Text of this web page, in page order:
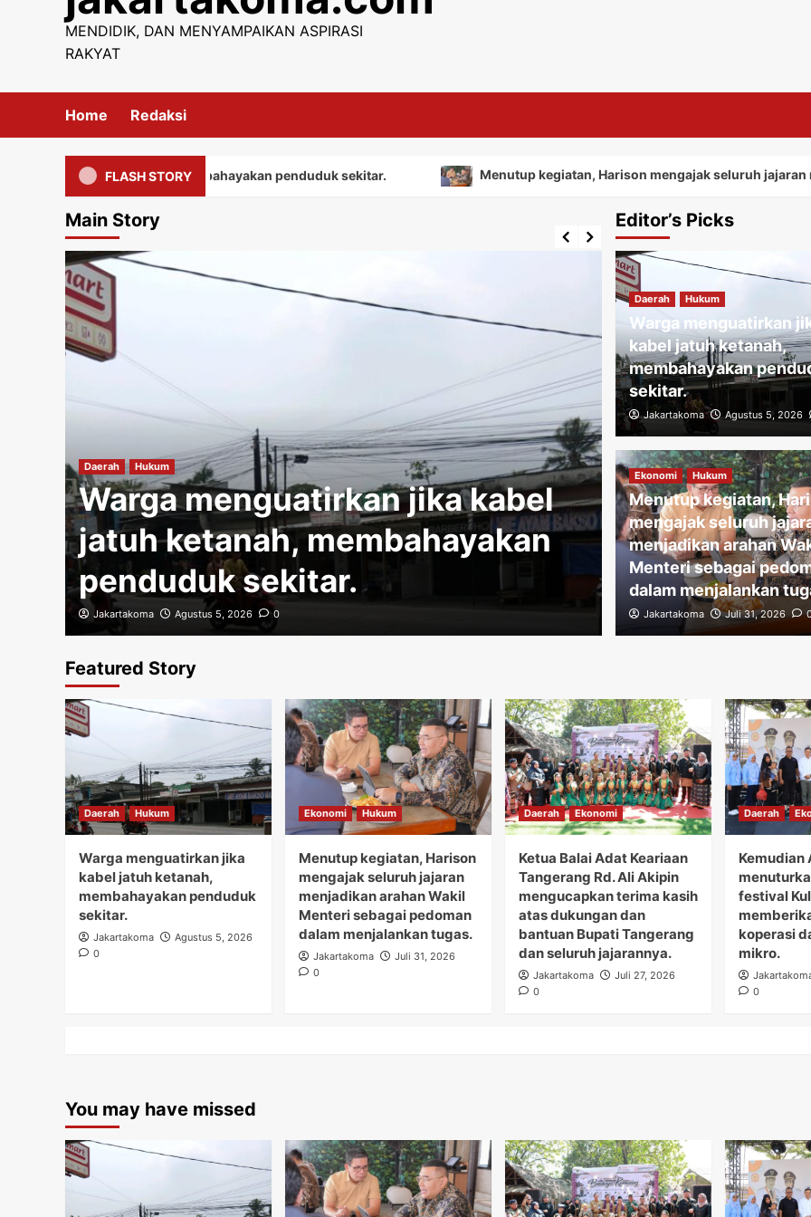
MENDIDIK, DAN MENYAMPAIKAN ASPIRASI
RAKYAT
Home Redaksi
FLASH STORY
jatuh ketanah, membahayakan penduduk sekitar. Menutup kegiatan, Harison mengajak seluruh jajaran
Main Story
Daerah Hukum
Warga menguatirkan jika kabel
jatuh ketanah, membahayakan
penduduk sekitar.
Jakartakoma Agustus 5, 2026 0
Ekonomi Hukum
Menutup
mengajak
menjadikan
Menteri
Jakartakoma Juli 31, 2026 0
Editor’s Picks
Daerah Hukum
Warga menguatirkan
kabel jatuh ketanah,
membahayakan
sekitar.
Jakartakoma Agustus 5, 2026
Ekonomi Hukum
Menutup kegiatan,
mengajak seluruh
menjadikan arahan
Menteri sebagai
dalam menjalankan
Jakartakoma Juli 31, 2026
Featured Story
Daerah Hukum
Warga menguatirkan jika
kabel jatuh ketanah,
membahayakan penduduk
sekitar.
Jakartakoma
Agustus 5, 2026
0
Ekonomi Hukum
Menutup kegiatan, Harison
mengajak seluruh jajaran
menjadikan arahan Wakil
Menteri sebagai pedoman
dalam menjalankan tugas.
Jakartakoma
Juli 31, 2026
0
Daerah Ekonomi
Ketua Balai Adat Keariaan
Tangerang Rd. Ali Akipin
mengucapkan terima kasih
atas dukungan dan
bantuan Bupati Tangerang
dan seluruh jajarannya.
Jakartakoma
Juli 27, 2026
0
Daerah
Kemudian
festival
koperasi
mikro.
0
You may have missed